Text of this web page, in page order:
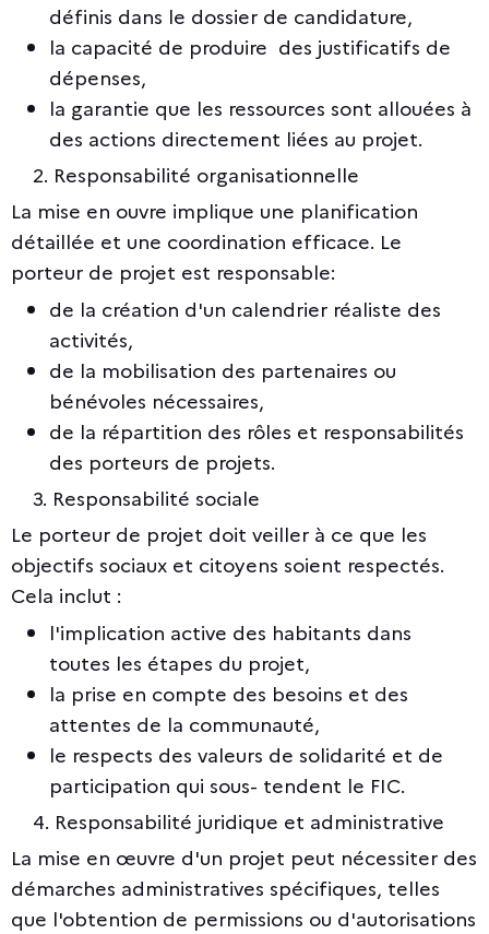
définis dans le dossier de candidature,
la capacité de produire des justificatifs de
dépenses,
la garantie que les ressources sont allouées à
des actions directement liées au projet.
2. Responsabilité organisationnelle
La mise en ouvre implique une planification
détaillée et une coordination efficace. Le
porteur de projet est responsable:
de la création d'un calendrier réaliste des
activités,
de la mobilisation des partenaires ou
bénévoles nécessaires,
de la répartition des rôles et responsabilités
des porteurs de projets.
3. Responsabilité sociale
Le porteur de projet doit veiller à ce que les
objectifs sociaux et citoyens soient respectés.
Cela inclut :
l'implication active des habitants dans
toutes les étapes du projet,
la prise en compte des besoins et des
attentes de la communauté,
le respects des valeurs de solidarité et de
participation qui sous- tendent le FIC.
4. Responsabilité juridique et administrative
La mise en œuvre d'un projet peut nécessiter des
démarches administratives spécifiques, telles
que l'obtention de permissions ou d'autorisations